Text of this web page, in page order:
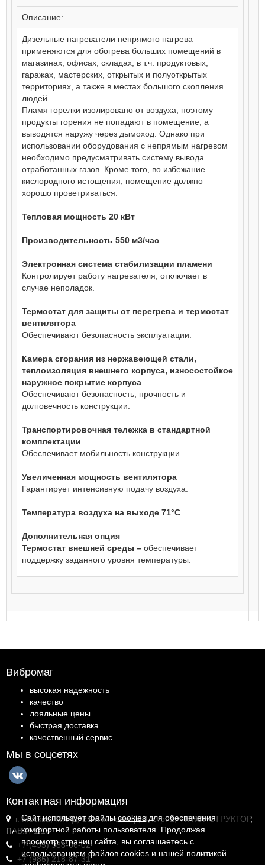
Описание:
Дизельные нагреватели непрямого нагрева
применяются для обогрева больших помещений в
магазинах, офисах, складах, в т.ч. продуктовых,
гаражах, мастерских, открытых и полуоткрытых
территориях, а также в местах большого скопления
людей.
Пламя горелки изолировано от воздуха, поэтому
продукты горения не попадают в помещение, а
выводятся наружу через дымоход. Однако при
использовании оборудования с непрямым нагревом
необходимо предусматривать систему вывода
отработанных газов. Кроме того, во избежание
кислородного истощения, помещение должно
хорошо проветриваться.
Тепловая мощность 20 кВт
Производительность 550 м3/час
Электронная система стабилизации пламени
Контролирует работу нагревателя, отключает в
случае неполадок.
Термостат для защиты от перегрева и термостат
вентилятора
Обеспечивают безопасность эксплуатации.
Камера сгорания из нержавеющей стали,
теплоизоляция внешнего корпуса, износостойкое
наружное покрытие корпуса
Обеспечивают безопасность, прочность и
долговечность конструкции.
Транспортировочная тележка в стандартной
комплектации
Обеспечивает мобильность конструкции.
Увеличенная мощность вентилятора
Гарантирует интенсивную подачу воздуха.
Температура воздуха на выходе 71°С
Дополнительная опция
Термостат внешней среды – обеспечивает
поддержку заданного уровня температуры.
Вибромаг
высокая надежность
качество
лояльные цены
быстрая доставка
качественный сервис
Мы в соцсетях
Контактная информация
г. Москва, МКАД, 25-й километр, 4, стр. 1, ТК КОНСТРУКТОР,
ПАВ.И-1.18
+7 (495) 988-06-02
+7 (985) 218-87-31
Сайт использует файлыcookiesдля обеспечения
комфортной работы пользователя. Продолжая
просмотр страниц сайта, вы соглашаетесь с
использованием файлов cookies и нашей политикой